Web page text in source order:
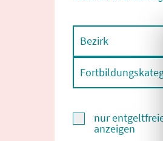
Eintägige und/oder
Bezirk
nur
anzeigen